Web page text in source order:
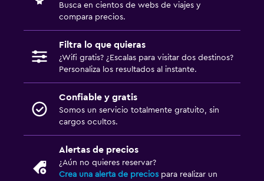
Busca en cientos de webs de viajes y
compara precios.
Filtra lo que quieras
¿Wifi gratis? ¿Escalas para visitar dos destinos?
Personaliza los resultados al instante.
Confiable y gratis
Somos un servicio totalmente gratuito, sin
cargos ocultos.
Alertas de precios
¿Aún no quieres reservar?
Crea una alerta de precios para realizar un